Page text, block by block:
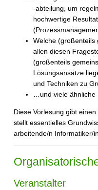
-abteilung, um
hochwertige
Welche (großenteils
allen diesen
(großenteils
Lösungsansätze
und Techniken zu
…und viele ähnliche
Diese Vorlesung gibt
stellt essentielles
arbeitende/n Informatiker/
Veranstalter